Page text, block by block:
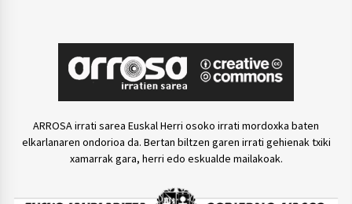
ARROSA irrati sarea Euskal Herri osoko irrati mordoxka baten
elkarlanaren ondorioa da. Bertan biltzen garen irrati gehienak txiki
xamarrak gara, herri edo eskualde mailakoak.